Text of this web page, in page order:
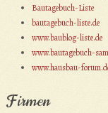
Bautagebuch-Liste
bautagebuch-liste.de
www.baublog-liste.de
www.bautagebuch-
www.hausbau-
Firmen